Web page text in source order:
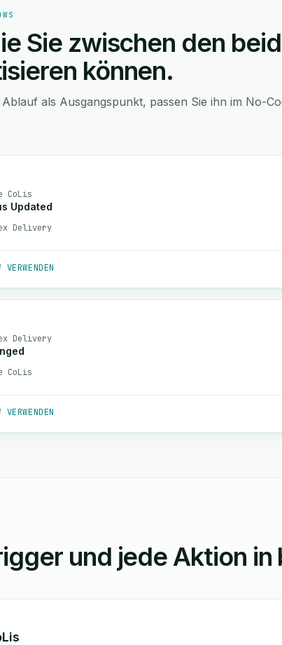
Sie zwischen den
können.
als Ausgangspunkt, passen Sie ihn im No-
CoLis
Updated
Delivery
Delivery
CoLis
und jede Aktion in